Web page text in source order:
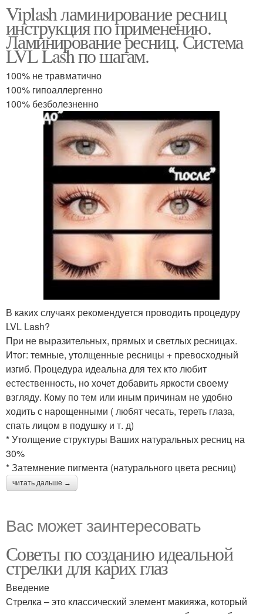
Viplash ламинирование ресниц
инструкция по применению.
Ламинирование ресниц. Система
LVL Lash по шагам.
100% не травматично
100% гипоаллергенно
100% безболезненно
В каких случаях рекомендуется проводить процедуру
LVL Lash?
При не выразительных, прямых и светлых ресницах.
Итог: темные, утолщенные ресницы + превосходный
изгиб. Процедура идеальна для тех кто любит
естественность, но хочет добавить яркости своему
взгляду. Кому по тем или иным причинам не удобно
ходить с нарощенными ( любят чесать, тереть глаза,
спать лицом в подушку и т. д)
* Утолщение структуры Ваших натуральных ресниц на
30%
* Затемнение пигмента (натурального цвета ресниц)
читать дальше →
Вас может заинтересовать
Советы по созданию идеальной
стрелки для карих глаз
Введение
Стрелка – это классический элемент макияжа, который